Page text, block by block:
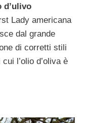
d’ulivo
Lady americana
dal grande
di corretti stili
l’olio d’oliva è